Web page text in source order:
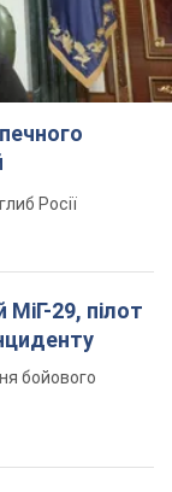
Росії
29, пілот
бойового